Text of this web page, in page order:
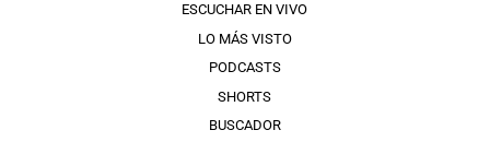
ESCUCHAR EN VIVO
LO MÁS VISTO
PODCASTS
SHORTS
BUSCADOR